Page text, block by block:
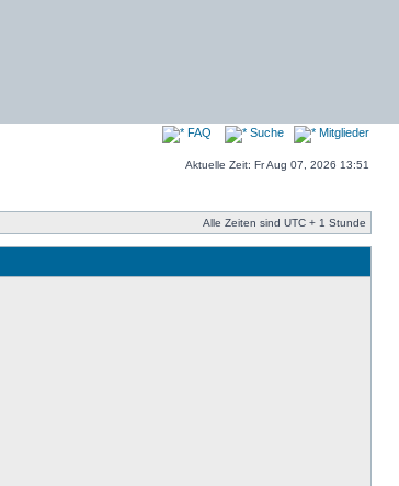
FAQ Suche Mitglieder
Aktuelle Zeit: Fr Aug 07, 2026 13:51
Alle Zeiten sind UTC + 1 Stunde